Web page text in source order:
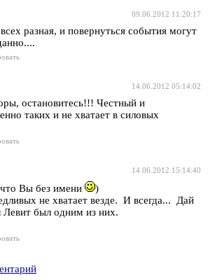
09.06.2012 11:20:17
разная, и повернуться события могут
14.06.2012 05:14:02
остановитесь!!! Честный и
таких и не хватает в силовых
14.06.2012 15:14:40
Вы без имени
)
не хватает везде. И всегда... Дай
Левит был одним из них.